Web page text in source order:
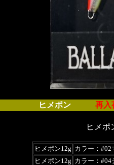
ヒメポン 再入
ヒメポ
ヒメポン12g カラー：#02
ヒメポン12g カラー：#04